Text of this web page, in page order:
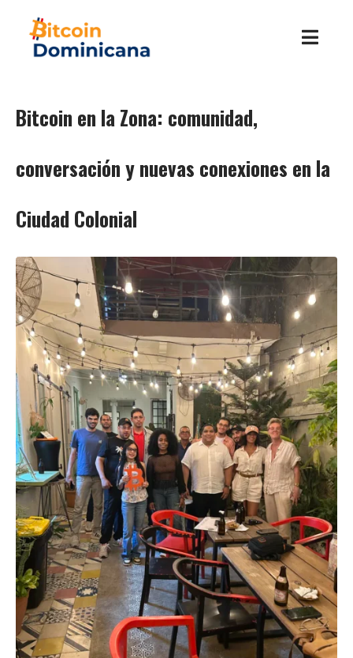
Bitcoin en la Zona: comunidad,
conversación y nuevas conexiones en la
Ciudad Colonial